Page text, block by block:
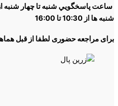
شنبه ها از 10:30 تا 16:00
برای مراجعه حضوری لطفا از قبل